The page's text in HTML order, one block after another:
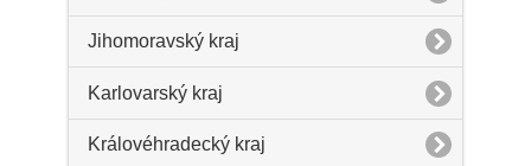
Jihomoravský kraj
Karlovarský kraj
Královéhradecký kraj